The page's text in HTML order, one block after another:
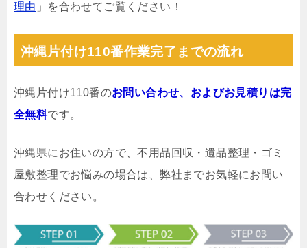
理由 」を合わせてご覧ください！
沖縄片付け110番作業完了までの流れ
沖縄片付け110番のお問い合わせ、およびお見積りは完
全無料です。
沖縄県にお住いの方で、不用品回収・遺品整理・ゴミ
屋敷整理でお悩みの場合は、弊社までお気軽にお問い
合わせください。